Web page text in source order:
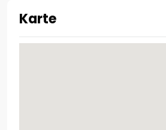
Karte